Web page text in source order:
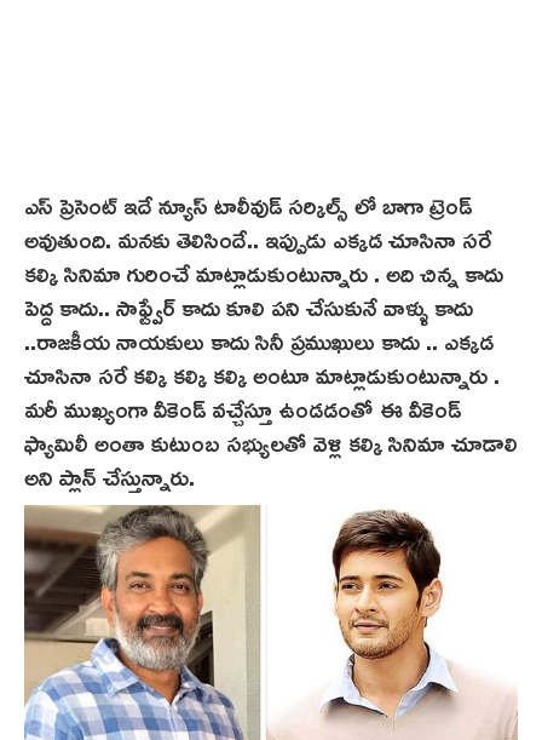
ఎస్ ప్రెసెంట్ ఇదే న్యూస్ టాలీవుడ్ సర్కిల్స్ లో బాగా ట్రెండ్
అవుతుంది. మనకు తెలిసిందే.. ఇప్పుడు ఎక్కడ చూసినా సరే
కల్కి సినిమా గురించే మాట్లాడుకుంటున్నారు . అది చిన్న కాదు
పెద్ద కాదు.. సాఫ్ట్వేర్ కాదు కూలి పని చేసుకునే వాళ్ళు కాదు
..రాజకీయ నాయకులు కాదు సినీ ప్రముఖులు కాదు .. ఎక్కడ
చూసినా సరే కల్కి కల్కి కల్కి అంటూ మాట్లాడుకుంటున్నారు .
మరీ ముఖ్యంగా వీకెండ్ వచ్చేస్తూ ఉండడంతో ఈ వీకెండ్
ఫ్యామిలీ అంతా కుటుంబ సభ్యులతో వెళ్లి కల్కి సినిమా చూడాలి
అని ప్లాన్ చేస్తున్నారు.